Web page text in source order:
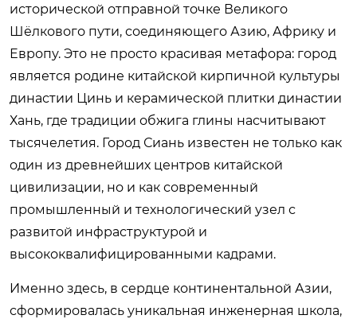
исторической отправной точке Великого
Шёлкового пути, соединяющего Азию, Африку и
Европу. Это не просто красивая метафора: город
является родине китайской кирпичной культуры
династии Цинь и керамической плитки династии
Хань, где традиции обжига глины насчитывают
тысячелетия. Город Сиань известен не только как
один из древнейших центров китайской
цивилизации, но и как современный
промышленный и технологический узел с
развитой инфраструктурой и
высококвалифицированными кадрами.
Именно здесь, в сердце континентальной Азии,
сформировалась уникальная инженерная школа,